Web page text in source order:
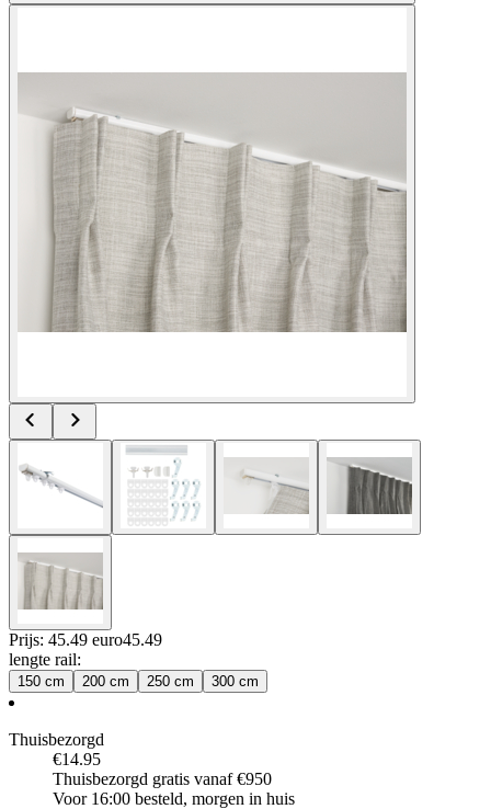
Prijs: 45.49 euro45.49
lengte rail:
150 cm 200 cm 250 cm 300 cm
Thuisbezorgd
€14.95
Thuisbezorgd gratis vanaf €950
Voor 16:00 besteld, morgen in huis